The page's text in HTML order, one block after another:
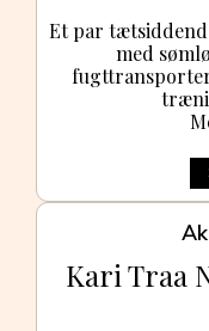
Et par
med
Kari Traa